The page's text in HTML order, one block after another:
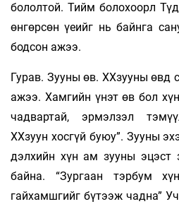
бололтой. Тийм болохоорл
өнгөрсөн үеийг нь байнга
бодсон ажээ.
Гурав. Зууны өв. ХХзууны өвд
ажээ. Хамгийн үнэт өв бол
чадвартай, эрмэлзэл
ХХзуун хосгүй буюу”. Зууны
дэлхийн хүн ам зууны эцэст
байна. “Зургаан тэрбум
гайхамшгийг бүтээж чадна”